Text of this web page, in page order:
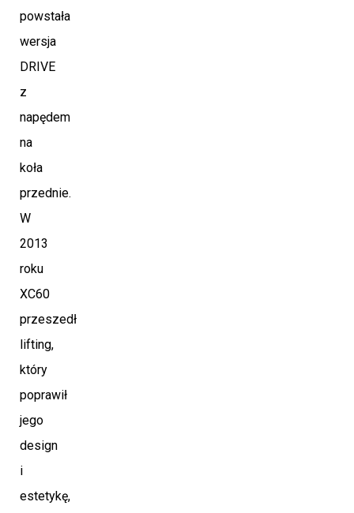
powstała
wersja
DRIVE
z
napędem
na
koła
przednie.
W
2013
roku
XC60
przeszedł
lifting,
który
poprawił
jego
design
i
estetykę,